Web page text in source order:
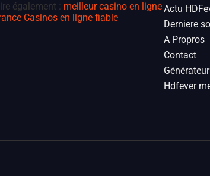
également : meilleur casino en ligne
Casinos en ligne fiable
Actu
Derniere
A Propros
Contact
Hdfever